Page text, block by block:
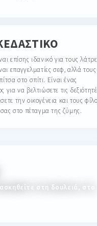
επίσης ιδανικό για τους
επαγγελματίες σεφ, αλλά τους
στο σπίτι. Είναι ένας
για να βελτιώσετε τις
την οικογένεια και τους
σας στο πέταγμα της ζύμης.
στη δουλειά, στο